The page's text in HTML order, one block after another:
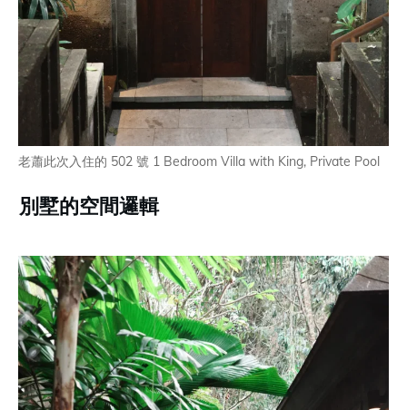
老蕭此次入住的 502 號 1 Bedroom Villa with King, Private Pool
別墅的空間邏輯